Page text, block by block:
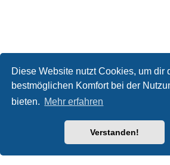
Diese Website nutzt Cookies, um dir
bestmöglichen Komfort bei der
bieten. Mehr erfahren
Verstanden!